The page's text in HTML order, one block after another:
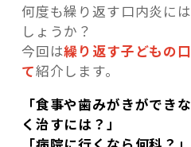
記事検索
何度も繰り返す口内炎に
しょうか？
今回は繰り返す子どもの
て紹介します。
「食事や歯みがきができ
く治すには？」